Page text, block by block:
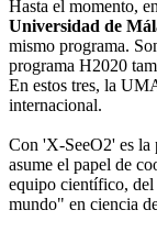
Hasta el momento,
Universidad de
mismo programa.
programa H2020
En estos tres, la
internacional.
Con 'X-SeeO2' es la
asume el papel de
equipo científico, del
mundo" en ciencia